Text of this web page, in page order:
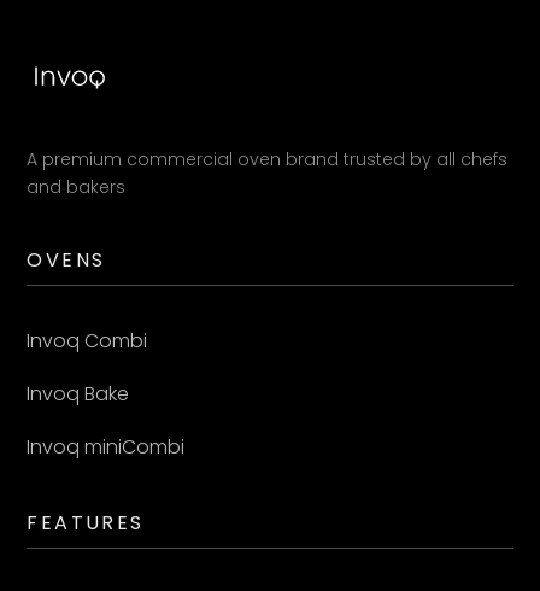
A premium commercial oven brand trusted by all chefs
and bakers
OVENS
Invoq Combi
Invoq Bake
Invoq miniCombi
FEATURES